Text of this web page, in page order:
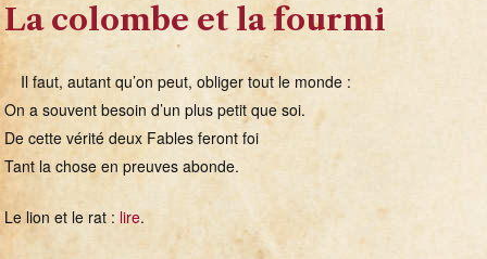
La colombe et la fourmi
Il faut, autant qu’on peut, obliger tout le monde :
On a souvent besoin d’un plus petit que soi.
De cette vérité deux Fables feront foi
Tant la chose en preuves abonde.
Le lion et le rat : lire.